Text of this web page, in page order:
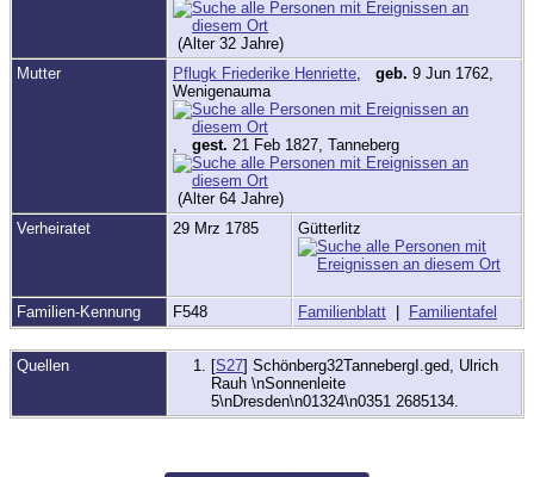
(Alter 32 Jahre)
Mutter
Pflugk Friederike Henriette geb. 9 Jun 1762,
Wenigenauma
gest. 21 Feb 1827, Tanneberg
(Alter 64 Jahre)
Verheiratet
29 Mrz 1785 Gütterlitz
Familien-Kennung F548 Familienblatt | Familientafel
Quellen [S27] Schönberg32TannebergI.ged, Ulrich
Rauh \nSonnenleite
5\nDresden\n01324\n0351 2685134.